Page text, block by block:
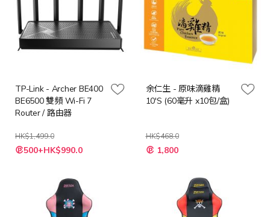
TP-Link - Archer BE400
BE6500 雙頻 Wi-Fi 7
Router / 路由器
HK$1,499.0
特
殊 500+HK$990.0
余仁生 - 原味滴雞精
10'S (60毫升 x10包/盒)
HK$468.0
特
殊 1,800